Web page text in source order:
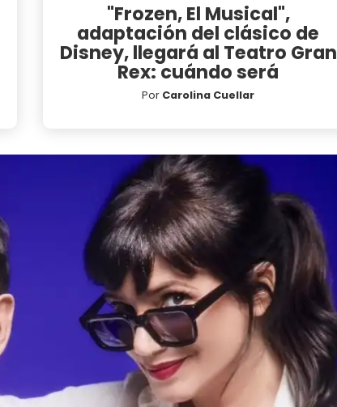
"Frozen, El Musical",
adaptación del clásico de
Disney, llegará al Teatro Gran
Rex: cuándo será
Por Carolina Cuellar